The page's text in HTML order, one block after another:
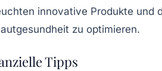
innovative Produkte
zu optimieren.
Tipps